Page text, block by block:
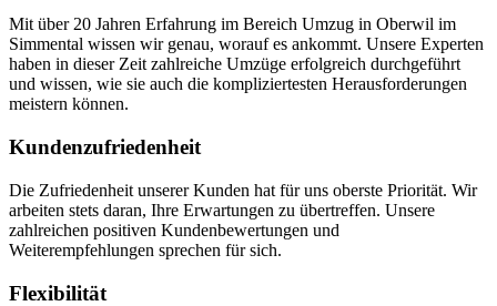
Mit über 20 Jahren Erfahrung im Bereich Umzug in Oberwil im
Simmental wissen wir genau, worauf es ankommt. Unsere Experten
haben in dieser Zeit zahlreiche Umzüge erfolgreich durchgeführt
und wissen, wie sie auch die kompliziertesten Herausforderungen
meistern können.
Kundenzufriedenheit
Die Zufriedenheit unserer Kunden hat für uns oberste Priorität. Wir
arbeiten stets daran, Ihre Erwartungen zu übertreffen. Unsere
zahlreichen positiven Kundenbewertungen und
Weiterempfehlungen sprechen für sich.
Flexibilität